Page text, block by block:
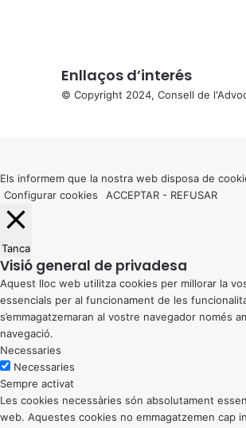
Enllaços d’interés
© Copyright 2024, Consell de
button
Els informem que la nostra web disposa de
Configurar cookies
ACCEPTAR - REFUSAR
Tanca
Visió general de privadesa
Aquest lloc web utilitza cookies per millorar la
essencials per al funcionament de les
s’emmagatzemaran al vostre navegador només
navegació.
Necessaries
Necessaries
Sempre activat
Les cookies necessàries són absolutament
web. Aquestes cookies no emmagatzemen cap